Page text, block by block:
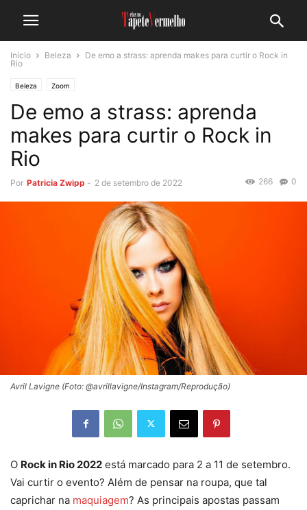
Início Beleza
De emo a strass: aprenda makes para curtir o Rock in
Rio
Beleza Zoom
De emo a strass: aprenda
makes para curtir o Rock in
Rio
Por Patricia Zwipp - 2 de setembro de 2022 0
266
Avril Lavigne (Foto: @avrillavigne/Instagram/Reprodução)
O Rock in Rio 2022 está marcado para 2 a 11 de setembro.
Vai curtir o evento? Além de pensar na roupa, que tal
caprichar na maquiagem? As principais apostas passam